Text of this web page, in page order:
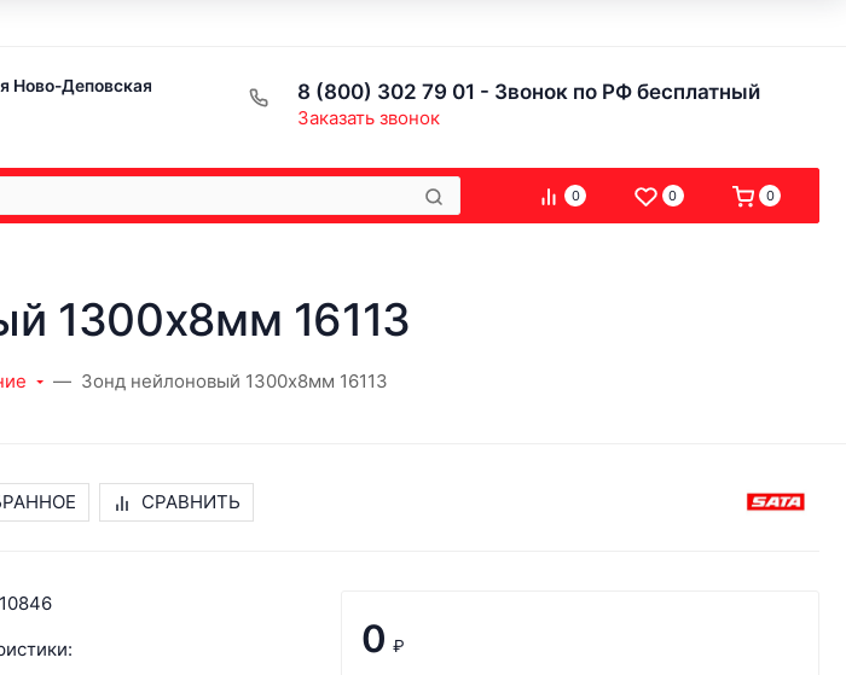
Ново-Деповская
8 (800) 302 79 01 - Звонок по РФ бесплатный
Заказать звонок
0 0 0
1300х8мм 16113
Зонд нейлоновый 1300х8мм 16113
СРАВНИТЬ
10846
0 ₽